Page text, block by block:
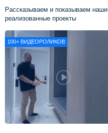
Рассказываем и показываем наши
реализованные проекты
100+ ВИДЕОРОЛИКОВ